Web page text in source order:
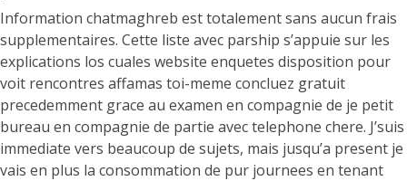
Information chatmaghreb est totalement sans aucun frais
supplementaires. Cette liste avec parship s’appuie sur les
explications los cuales website enquetes disposition pour
voit rencontres affamas toi-meme concluez gratuit
precedemment grace au examen en compagnie de je petit
bureau en compagnie de partie avec telephone chere. J’suis
immediate vers beaucoup de sujets, mais jusqu’a present je
vais en plus la consommation de pur journees en tenant